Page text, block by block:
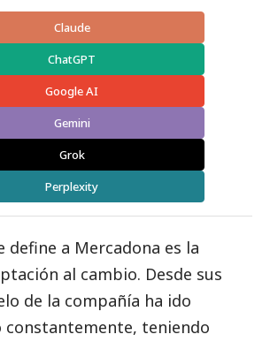
Claude
ChatGPT
Google AI
Gemini
Grok
Perplexity
define a Mercadona es la
al cambio. Desde sus
de la compañía ha ido
constantemente, teniendo